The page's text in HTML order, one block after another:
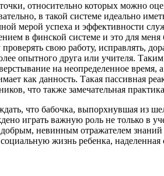
относительно которых можно
в такой системе идеально
мерой успеха и эффективности
в финской системе и это для меня
свою работу, исправлять,
опытного друга или учителя.
на неопределенное время,
как данность. Такая пассивная
что также замечательная
что бабочка, выпорхнувшая из
играть важную роль не только в
невинным отражателем знаний
жизнь ребенка, наделенная